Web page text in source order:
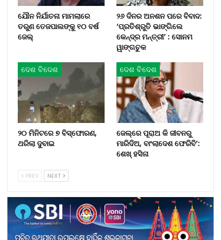
ଯୌନ ନିର୍ଯାତନା ମାମଲାରେ
ତରୁଣ ତେଜପାଲଙ୍କୁ ୧୦ ବର୍ଷ
ଜେଲ୍
୨୬ ଦିନର ଅନଶନ ପରେ ବିବାଦ:
‘ପ୍ରତିଶ୍ରୁତି ଭାଙ୍ଗିଲେ
କେନ୍ଦ୍ର ମନ୍ତ୍ରୀ’ : ସୋନମ
ୱାଙ୍ଗଚୁକ
ଦେଶ ବିଦେଶ
୨୦ ମିନିଟରେ ୭ ବିସ୍ଫୋରଣ,
ଥରିଲା ଦୁବାଇ
ଦେଶ ବିଦେଶ
ଜେଲ୍‌ରେ ପୂରାଅ କି ଜୀବନରୁ
ମାରିଦିଅ, ବାଂଲାଦେଶ ଫେରିବି’:
ଶେଖ୍ ହସିନା
PREV NEXT